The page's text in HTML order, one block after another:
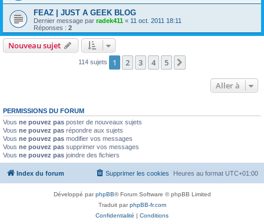
FEAZ | JUST A GEEK BLOG
Dernier message par radek411 « 11 oct. 2011 18:11
Réponses : 2
Nouveau sujet
114 sujets 1 2 3 4 5
Aller à
PERMISSIONS DU FORUM
Vous ne pouvez pas poster de nouveaux sujets
Vous ne pouvez pas répondre aux sujets
Vous ne pouvez pas modifier vos messages
Vous ne pouvez pas supprimer vos messages
Vous ne pouvez pas joindre des fichiers
Index du forum Heures au format UTC+01:00
Supprimer les cookies
Développé parphpBB® Forum Software © phpBB Limited
Traduit parphpBB-fr.com
Confidentialité | Conditions